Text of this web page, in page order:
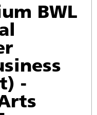
BWL
-